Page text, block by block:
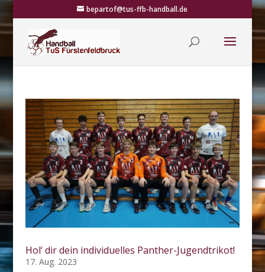
bepartof@tus-ffb-handball.de
Hol‘ dir dein individuelles Panther-Jugendtrikot!
17. Aug. 2023